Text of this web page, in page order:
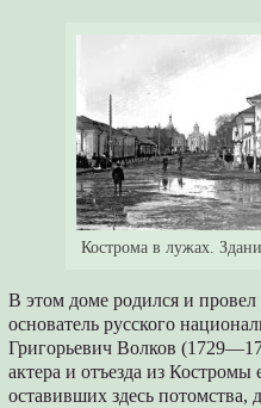
Кострома в лужах.
В этом доме родился и
основатель русского
Григорьевич Волков
актера и отъезда из
оставивших здесь потомства,